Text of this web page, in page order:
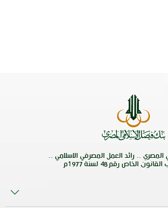
المصري .. رائد العمل المصرفي الاسلامي ..
الخاص رقم 48 لسنة 1977م